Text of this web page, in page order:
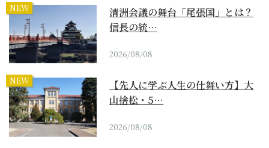
NEW
清洲会議の舞台「尾張国」とは？
信長の統…
2026/08/08
NEW
【先人に学ぶ人生の仕舞い方】大
山捨松・5…
2026/08/08